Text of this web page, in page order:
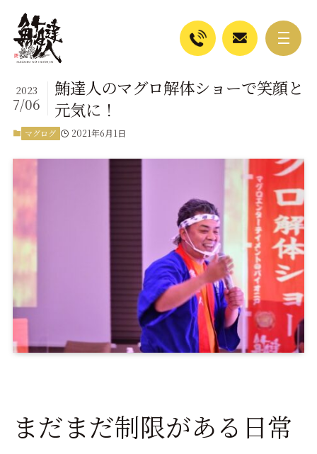
鮪達人のマグロ解体ショーで笑顔と
元気に！
2023
7/06
マグログ 2021年6月1日
まだまだ制限がある日常